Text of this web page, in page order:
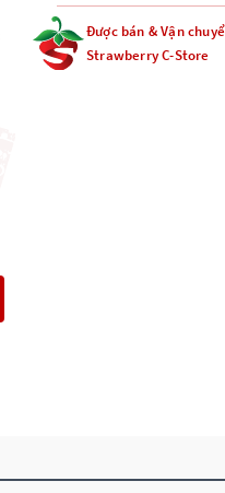
Được bán & Vận
Strawberry C-Store